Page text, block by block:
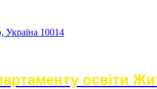
Україна 10014
освіти